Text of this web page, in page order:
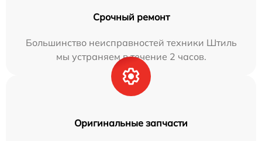
Срочный ремонт
Большинство неисправностей техники Штиль
мы устраняем в течение 2 часов.
Оригинальные запчасти